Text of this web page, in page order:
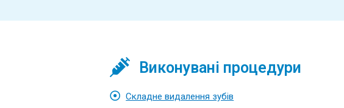
Виконувані процедури
Складне видалення зубів